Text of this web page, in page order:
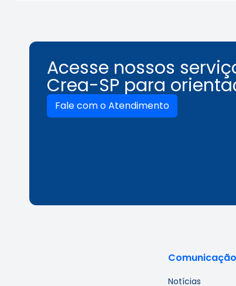
Acesse nossos
Crea-SP para
Fale com o Atendimento
Comunicação
Notícias